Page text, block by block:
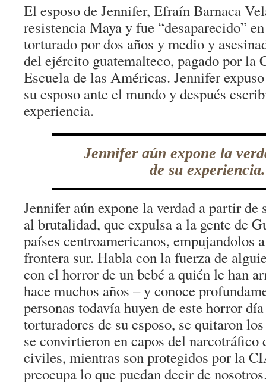
El esposo de Jennifer, Efraín Barnaca
resistencia Maya y fue “desaparecido”
torturado por dos años y medio y
del ejército guatemalteco, pagado por la
Escuela de las Américas. Jennifer
su esposo ante el mundo y después
experiencia.
Jennifer aún expone la
de su experiencia.
Jennifer aún expone la verdad a partir
al brutalidad, que expulsa a la gente de
países centroamericanos, empujandolos
frontera sur. Habla con la fuerza de
con el horror de un bebé a quién le han
hace muchos años – y conoce
personas todavía huyen de este horror
torturadores de su esposo, se quitaron
se convirtieron en capos del narcotráfico
civiles, mientras son protegidos por la
preocupa lo que puedan decir de